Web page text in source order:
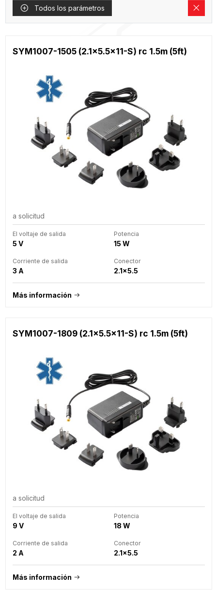
Todos los parámetros
SYM1007-1505 (2.1x5.5x11-S) rc 1.5m (5ft)
a solicitud
El voltaje de salida
5 V
Potencia
15 W
Corriente de salida
3 A
Conector
2.1x5.5
Más información
SYM1007-1809 (2.1x5.5x11-S) rc 1.5m (5ft)
a solicitud
El voltaje de salida
9 V
Potencia
18 W
Corriente de salida
2 A
Conector
2.1x5.5
Más información